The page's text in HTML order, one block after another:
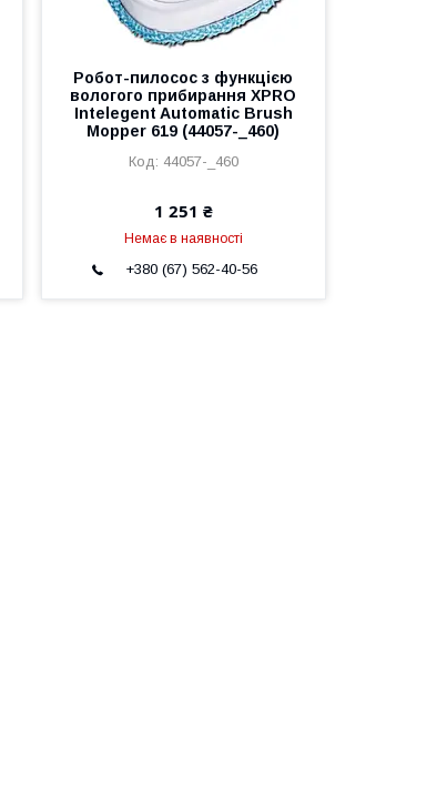
Робот-пилосос з функцією
вологого прибирання XPRO
Intelegent Automatic Brush
Mopper 619 (44057-_460)
44057-_460
1 251 ₴
Немає в наявності
+380 (67) 562-40-56